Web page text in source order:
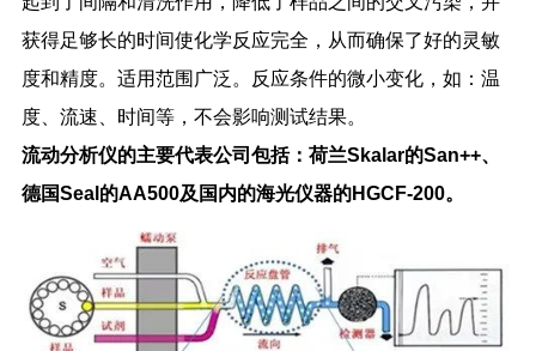
获得足够长的时间使化学反应完全，从而确保了好的灵敏
度和精度。适用范围广泛。反应条件的微小变化，如：温
度、流速、时间等，不会影响测试结果。
流动分析仪的主要代表公司包括：荷兰Skalar的San++、
德国Seal 的AA500及国内的海光仪器的HGCF-200。